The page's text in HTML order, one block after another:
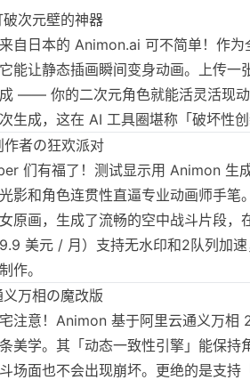
破次元壁的神器
自日本的 Animon.ai 可不简单！作
能让静态插画瞬间变身动画。上传一
—— 你的二次元角色就能活灵活现
生成，这在 AI 工具圈堪称「破坏性创
作者の狂欢派对
们有福了！测试显示用 Animon 生
影和角色连贯性直逼专业动画师手笔
原画，生成了流畅的空中战斗片段，
美元 / 月）支持无水印和2队列加
作。
义万相の魔改版
注意！Animon 基于阿里云通义万相
美学。其「动态一致性引擎」能保持
场面也不会出现崩坏。更绝的是支持